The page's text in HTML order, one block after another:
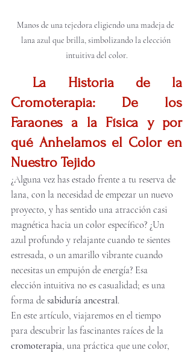
Manos de una tejedora eligiendo una madeja de
lana azul que brilla, simbolizando la elección
intuitiva del color.
La Historia de la
Cromoterapia: De los
Faraones a la Física y por
qué Anhelamos el Color en
Nuestro Tejido
¿Alguna vez has estado frente a tu reserva de
lana, con la necesidad de empezar un nuevo
proyecto, y has sentido una atracción casi
magnética hacia un color específico? ¿Un
azul profundo y relajante cuando te sientes
estresada, o un amarillo vibrante cuando
necesitas un empujón de energía? Esa
elección intuitiva no es casualidad; es una
forma de sabiduría ancestral.
En este artículo, viajaremos en el tiempo
para descubrir las fascinantes raíces de la
cromoterapia, una práctica que une color,